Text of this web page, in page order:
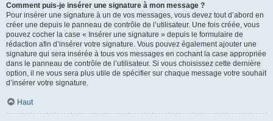
Comment puis-je insérer une signature à mon message ?
Pour insérer une signature à un de vos messages, vous devez tout d’abord en
créer une depuis le panneau de contrôle de l’utilisateur. Une fois créée, vous
pouvez cocher la case « Insérer une signature » depuis le formulaire de
rédaction afin d’insérer votre signature. Vous pouvez également ajouter une
signature qui sera insérée à tous vos messages en cochant la case appropriée
dans le panneau de contrôle de l’utilisateur. Si vous choisissez cette dernière
option, il ne vous sera plus utile de spécifier sur chaque message votre souhait
d’insérer votre signature.
Haut